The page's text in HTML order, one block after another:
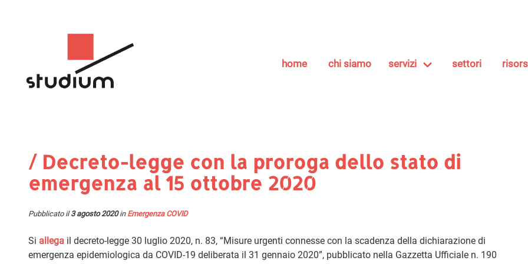
home chi siamo servizi settori
/ Decreto-legge con la proroga dello stato di
emergenza al 15 ottobre 2020
Pubblicato il3 agosto 2020in Emergenza COVID
Si allega il decreto-legge 30 luglio 2020, n. 83, “Misure urgenti connesse con la scadenza della dichiarazione di
emergenza epidemiologica da COVID-19 deliberata il 31 gennaio 2020”, pubblicato nella Gazzetta Ufficiale n. 190